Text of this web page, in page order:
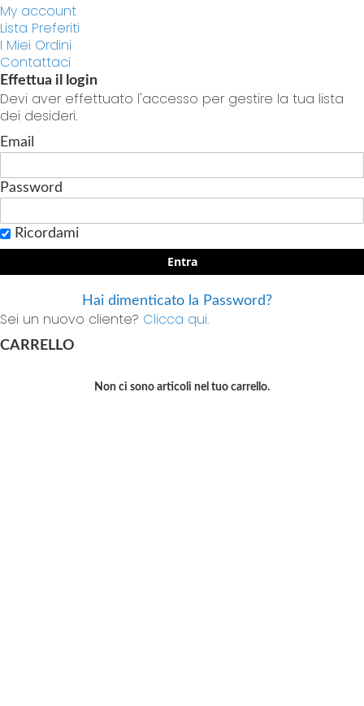
My account
Lista Preferiti
I Miei Ordini
Contattaci
Effettua il login
Devi aver effettuato l'accesso per gestire la tua lista
dei desideri.
Email
Password
Ricordami
Entra
Hai dimenticato la Password?
Sei un nuovo cliente? Clicca qui.
CARRELLO
Non ci sono articoli nel tuo carrello.